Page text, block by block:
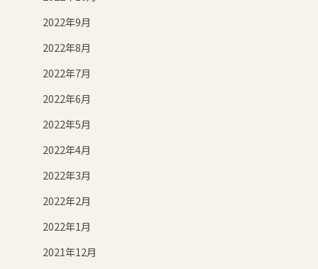
2022年9月
2022年8月
2022年7月
2022年6月
2022年5月
2022年4月
2022年3月
2022年2月
2022年1月
2021年12月